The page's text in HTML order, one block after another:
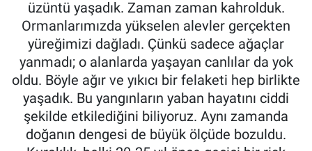
üzüntü yaşadık. Zaman zaman kahrolduk.
Ormanlarımızda yükselen alevler gerçekten
yüreğimizi dağladı. Çünkü sadece ağaçlar
yanmadı; o alanlarda yaşayan canlılar da yok
oldu. Böyle ağır ve yıkıcı bir felaketi hep birlikte
yaşadık. Bu yangınların yaban hayatını ciddi
şekilde etkilediğini biliyoruz. Aynı zamanda
doğanın dengesi de büyük ölçüde bozuldu.